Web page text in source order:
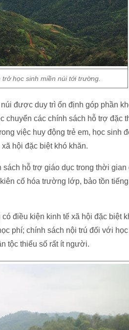
học sinh miền núi tới trường.
được duy trì ổn định góp phần
chuyển các chính sách hỗ trợ đặc
việc huy động trẻ em, học sinh
hội đặc biệt khó khăn.
hỗ trợ giáo dục trong thời gian
cố hóa trường lớp, bảo tồn
điều kiện kinh tế xã hội đặc biệt
phí; chính sách nội trú đối với
tộc thiểu số rất ít người.